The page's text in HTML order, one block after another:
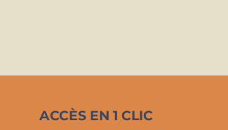
ACCÈS EN 1 CLIC